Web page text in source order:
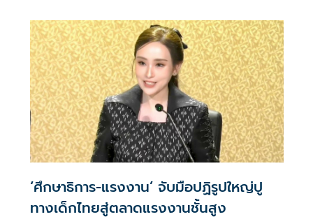
‘ศึกษาธิการ-แรงงาน’ จับมือปฏิรูปใหญ่ปู
ทางเด็กไทยสู่ตลาดแรงงานชั้นสูง